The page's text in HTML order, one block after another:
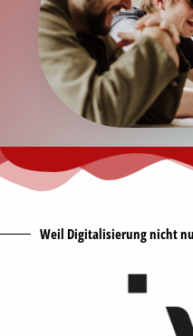
Weil Digitalisierung nicht